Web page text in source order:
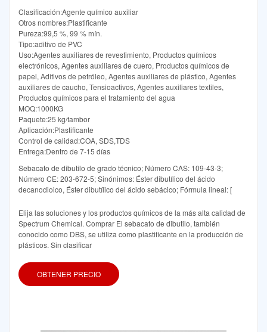
Clasificación:Agente químico auxiliar
Otros nombres:Plastificante
Pureza:99,5 %, 99 % mín.
Tipo:aditivo de PVC
Uso:Agentes auxiliares de revestimiento, Productos químicos
electrónicos, Agentes auxiliares de cuero, Productos químicos de
papel, Aditivos de petróleo, Agentes auxiliares de plástico, Agentes
auxiliares de caucho, Tensioactivos, Agentes auxiliares textiles,
Productos químicos para el tratamiento del agua
MOQ:1000KG
Paquete:25 kg/tambor
Aplicación:Plastificante
Control de calidad:COA, SDS,TDS
Entrega:Dentro de 7-15 días
Sebacato de dibutilo de grado técnico; Número CAS: 109-43-3;
Número CE: 203-672-5; Sinónimos: Éster dibutílico del ácido
decanodioico, Éster dibutílico del ácido sebácico; Fórmula lineal: [
Elija las soluciones y los productos químicos de la más alta calidad de
Spectrum Chemical. Comprar El sebacato de dibutilo, también
conocido como DBS, se utiliza como plastificante en la producción de
plásticos. Sin clasificar
OBTENER PRECIO